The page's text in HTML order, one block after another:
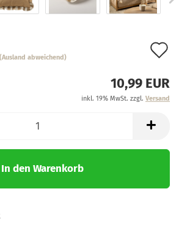
(Ausland abweichend)
10,99 EUR
inkl. 19% MwSt. zzgl. Versand
In den Warenkorb